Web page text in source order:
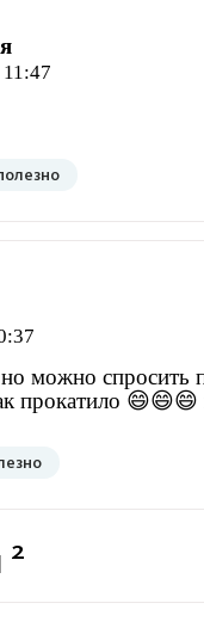
11:47
можно спросить
прокатило
2